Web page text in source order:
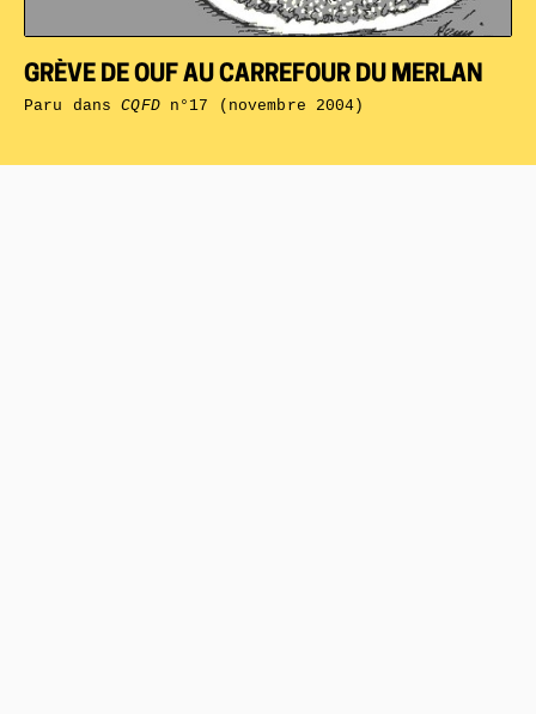
GRÈVE DE OUF AU CARREFOUR DU MERLAN
Paru dansCQFDn°17 (novembre 2004)